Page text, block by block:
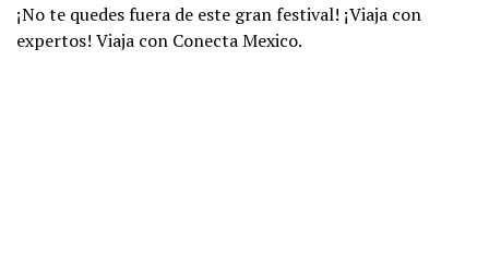
¡No te quedes fuera de este gran festival! ¡Viaja con
expertos! Viaja con Conecta Mexico.